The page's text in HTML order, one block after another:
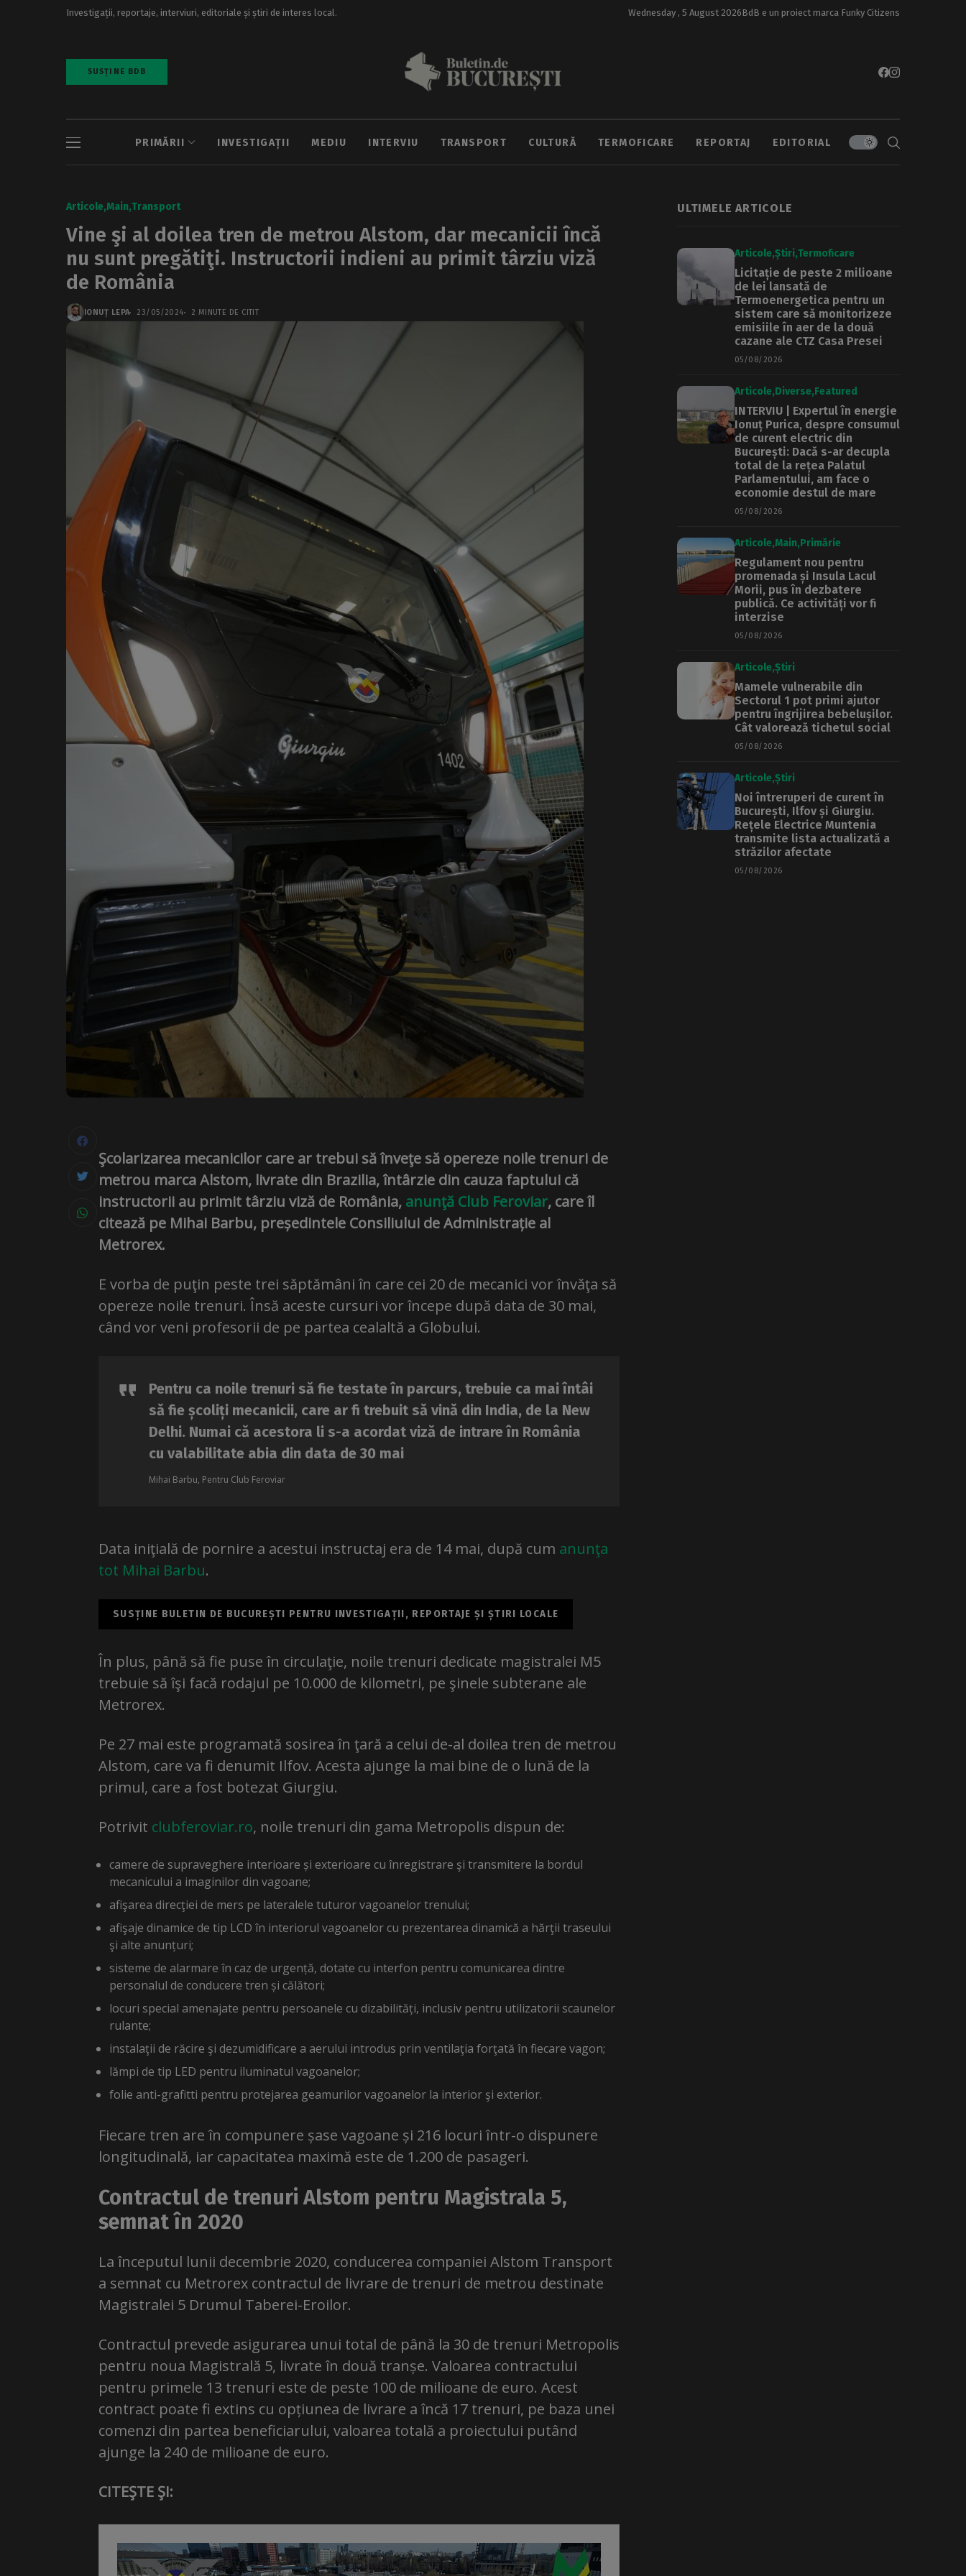
Investigații, reportaje, interviuri, editoriale și știri de interes local. Wednesday , 5 August 2026BdB e un proiect marca Funky Citizens
SUSȚINE BDB
PRIMĂRII INVESTIGAȚII MEDIU INTERVIU TRANSPORT CULTURĂ TERMOFICARE REPORTAJ EDITORIAL
Articole Main Transport
Vine şi al doilea tren de metrou Alstom, dar mecanicii încă
nu sunt pregătiţi. Instructorii indieni au primit târziu viză
de România
IONUȚ LEPA 23/05/2024 2 MINUTE DE CITIT
Şcolarizarea mecanicilor care ar trebui să înveţe să opereze noile trenuri de
metrou marca Alstom, livrate din Brazilia, întârzie din cauza faptului că
instructorii au primit târziu viză de România, anunţă Club Feroviar, care îl
citează pe Mihai Barbu, președintele Consiliului de Administrație al
Metrorex.
E vorba de puţin peste trei săptămâni în care cei 20 de mecanici vor învăţa să
opereze noile trenuri. Însă aceste cursuri vor începe după data de 30 mai,
când vor veni profesorii de pe partea cealaltă a Globului.
Pentru ca noile trenuri să fie testate în parcurs, trebuie ca mai întâi
să fie școliți mecanicii, care ar fi trebuit să vină din India, de la New
Delhi. Numai că acestora li s-a acordat viză de intrare în România
cu valabilitate abia din data de 30 mai
Mihai Barbu, Pentru Club Feroviar
Data iniţială de pornire a acestui instructaj era de 14 mai, după cum anunţa
tot Mihai Barbu.
SUSȚINE BULETIN DE BUCUREȘTI PENTRU INVESTIGAȚII, REPORTAJE ȘI ȘTIRI LOCALE
În plus, până să fie puse în circulaţie, noile trenuri dedicate magistralei M5
trebuie să îşi facă rodajul pe 10.000 de kilometri, pe şinele subterane ale
Metrorex.
Pe 27 mai este programată sosirea în ţară a celui de-al doilea tren de metrou
Alstom, care va fi denumit Ilfov. Acesta ajunge la mai bine de o lună de la
primul, care a fost botezat Giurgiu.
Potrivit clubferoviar.ro, noile trenuri din gama Metropolis dispun de:
camere de supraveghere interioare și exterioare cu înregistrare şi transmitere la bordul
mecanicului a imaginilor din vagoane;
afişarea direcţiei de mers pe lateralele tuturor vagoanelor trenului;
afişaje dinamice de tip LCD în interiorul vagoanelor cu prezentarea dinamică a hărţii traseului
şi alte anunțuri;
sisteme de alarmare în caz de urgență, dotate cu interfon pentru comunicarea dintre
personalul de conducere tren și călători;
locuri special amenajate pentru persoanele cu dizabilități, inclusiv pentru utilizatorii scaunelor
rulante;
instalaţii de răcire şi dezumidificare a aerului introdus prin ventilaţia forţată în fiecare vagon;
lămpi de tip LED pentru iluminatul vagoanelor;
folie anti-grafitti pentru protejarea geamurilor vagoanelor la interior şi exterior.
Fiecare tren are în compunere șase vagoane și 216 locuri într-o dispunere
longitudinală, iar capacitatea maximă este de 1.200 de pasageri.
Contractul de trenuri Alstom pentru Magistrala 5,
semnat în 2020
La începutul lunii decembrie 2020, conducerea companiei Alstom Transport
a semnat cu Metrorex contractul de livrare de trenuri de metrou destinate
Magistralei 5 Drumul Taberei-Eroilor.
Contractul prevede asigurarea unui total de până la 30 de trenuri Metropolis
pentru noua Magistrală 5, livrate în două tranșe. Valoarea contractului
pentru primele 13 trenuri este de peste 100 de milioane de euro. Acest
contract poate fi extins cu opțiunea de livrare a încă 17 trenuri, pe baza unei
comenzi din partea beneficiarului, valoarea totală a proiectului putând
ajunge la 240 de milioane de euro.
CITEŞTE ŞI:
ULTIMELE ARTICOLE
Articole Știri Termoficare
Licitație de peste 2 milioane
de lei lansată de
Termoenergetica pentru un
sistem care să monitorizeze
emisiile în aer de la două
cazane ale CTZ Casa Presei
05/08/2026
Articole Diverse Featured
INTERVIU | Expertul în energie
Ionuț Purica, despre consumul
de curent electric din
București: Dacă s-ar decupla
total de la rețea Palatul
Parlamentului, am face o
economie destul de mare
05/08/2026
Articole Main Primărie
Regulament nou pentru
promenada și Insula Lacul
Morii, pus în dezbatere
publică. Ce activități vor fi
interzise
05/08/2026
Articole Știri
Mamele vulnerabile din
Sectorul 1 pot primi ajutor
pentru îngrijirea bebelușilor.
Cât valorează tichetul social
05/08/2026
Articole Știri
Noi întreruperi de curent în
București, Ilfov și Giurgiu.
Rețele Electrice Muntenia
transmite lista actualizată a
străzilor afectate
05/08/2026